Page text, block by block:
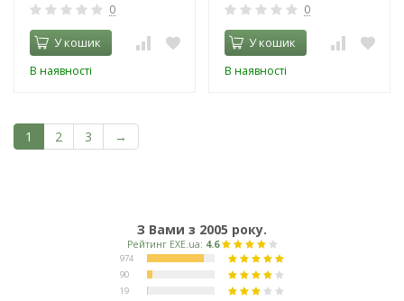
0
У кошик
В наявності
0
У кошик
В наявності
1 2 3 →
З Вами з 2005 року.